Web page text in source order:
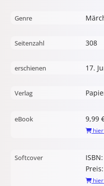
Genre
Seitenzahl 308
erschienen 17.
Verlag
eBook 9,99
hier
Softcover
hier